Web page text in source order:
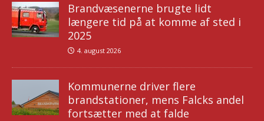
Brandvæsenerne brugte lidt
længere tid på at komme af sted i
2025
4. august 2026
Kommunerne driver flere
brandstationer, mens Falcks andel
fortsætter med at falde